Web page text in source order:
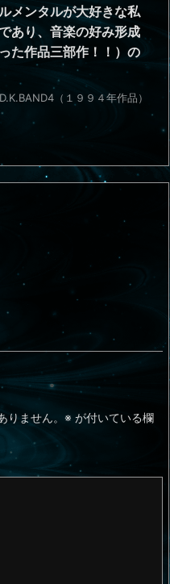
メンタルが大好きな私
あり、音楽の好み形成
た作品三部作！！）の
（１９９４年作品）
りません。 ※ が付いている欄